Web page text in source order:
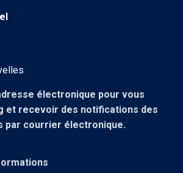
électronique pour vous
et recevoir des notifications des
par courrier électronique.